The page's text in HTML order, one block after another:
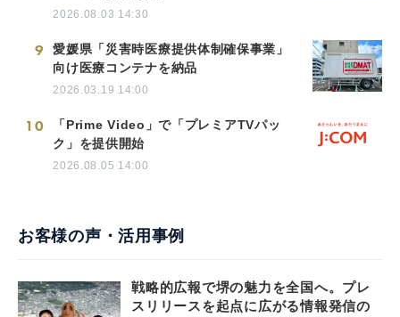
2026.08.03 14:30
9
愛媛県「災害時医療提供体制確保事業」
向け医療コンテナを納品
2026.03.19 14:00
10
「Prime Video」で「プレミアTVパッ
ク」を提供開始
2026.08.05 14:00
お客様の声・活用事例
戦略的広報で堺の魅力を全国へ。プレ
スリリースを起点に広がる情報発信の